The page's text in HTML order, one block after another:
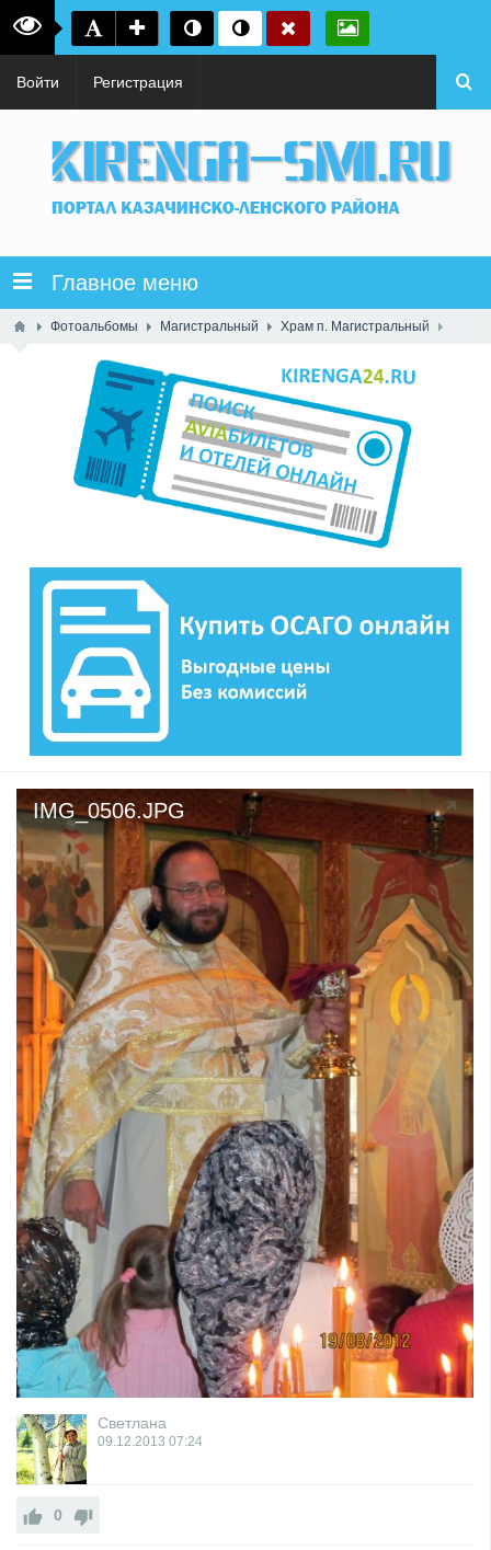
Войти Регистрация
Главное меню
Фотоальбомы Магистральный Храм п. Магистральный
IMG_0506.JPG
Светлана
09.12.2013 07:24
0